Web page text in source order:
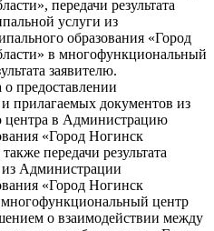
передачи результата
услуги из
образования «Город
в многофункциональный
заявителю.
о предоставлении
прилагаемых документов из
центра в Администрацию
«Город Ногинск
передачи результата
Администрации
«Город Ногинск
центр
о взаимодействии между